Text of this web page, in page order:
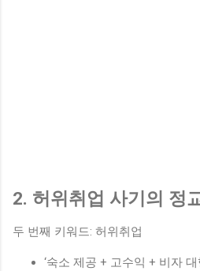
2. 허위취업 사기의 정
두 번째 키워드: 허위취업
‘숙소 제공 + 고수익 + 비자